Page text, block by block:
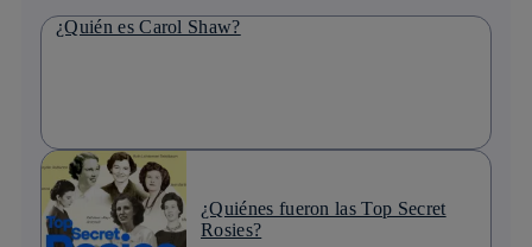
¿Quién es Carol Shaw?
¿Quiénes fueron las Top Secret
Rosies?